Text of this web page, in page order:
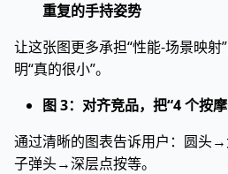
重复的手持姿势
让这张图更多承担“性能-场景映射
明“真的很小”。
图 3：对齐竞品，把“4 个按
通过清晰的图表告诉用户：圆头
子弹头→深层点按等。